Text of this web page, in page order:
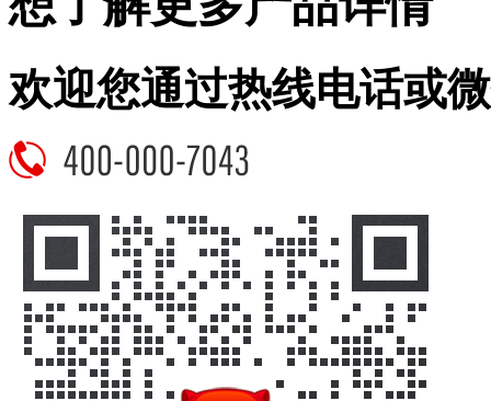
欢迎您通过热线电话或